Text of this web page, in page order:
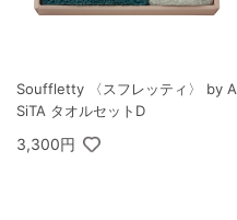
Souffletty 〈スフレッティ〉 by A
SiTA タオルセットD
3,300円